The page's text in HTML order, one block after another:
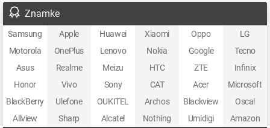
Znamke
Samsung Apple Huawei Xiaomi Oppo
LG
Motorola
OnePlus Lenovo Nokia Google
Tecno
Asus
Realme Meizu HTC ZTE
Infinix
Honor
Vivo Sony CAT Acer
Microsoft
BlackBerry
Ulefone OUKITEL Archos Blackview
Oscal
Allview
Sharp Alcatel Nothing Umidigi Amazon